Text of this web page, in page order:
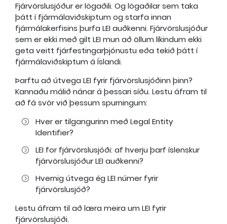
Fjárvörslusjóður er lögaðili. Og lögaðilar sem taka
þátt í fjármálaviðskiptum og starfa innan
fjármálakerfisins þurfa LEI auðkenni. Fjárvörslusjóður
sem er ekki með gilt LEI mun að öllum líkindum ekki
geta veitt fjárfestingarþjónustu eða tekið þátt í
fjármálaviðskiptum á Íslandi.
Þarftu að útvega LEI fyrir fjárvörslusjóðinn þinn?
Kannaðu málið nánar á þessari síðu. Lestu áfram til
að fá svör við þessum spurningum:
Hver er tilgangurinn með Legal Entity
Identifier?
LEI for fjárvörslusjóði: af hverju þarf íslenskur
fjárvörslusjóður LEI auðkenni?
Hvernig útvega ég LEI númer fyrir
fjárvörslusjóð?
Lestu áfram til að læra meira um LEI fyrir
fjárvörslusjóði.